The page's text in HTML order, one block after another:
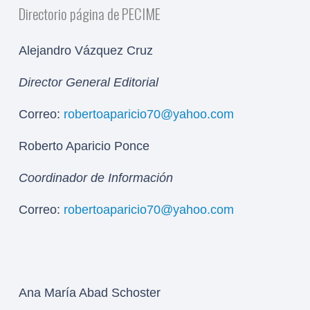
Directorio página de PECIME
Alejandro Vázquez Cruz
Director General Editorial
Correo: robertoaparicio70@yahoo.com
Roberto Aparicio Ponce
Coordinador de Información
Correo: robertoaparicio70@yahoo.com
Ana María Abad Schoster